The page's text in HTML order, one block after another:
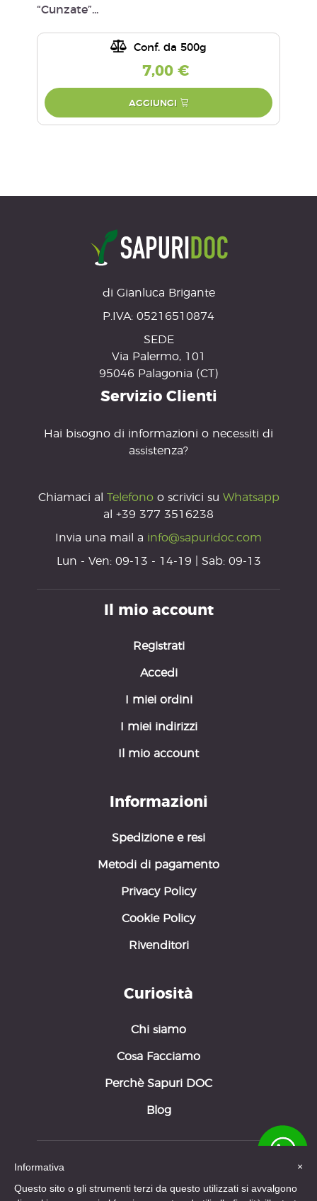
“Cunzate”...
Conf. da 500g
7,00 €
AGGIUNGI
di Gianluca Brigante
P.IVA: 05216510874
SEDE
Via Palermo, 101
95046 Palagonia (CT)
Servizio Clienti
Hai bisogno di informazioni o necessiti di
assistenza?
Chiamaci al Telefono o scrivici su Whatsapp
al +39 377 3516238
Invia una mail a info@sapuridoc.com
Lun - Ven: 09-13 - 14-19 | Sab: 09-13
Il mio account
Registrati
Accedi
I miei ordini
I miei indirizzi
Il mio account
Informazioni
Spedizione e resi
Metodi di pagamento
Privacy Policy
Cookie Policy
Rivenditori
Curiosità
Chi siamo
Cosa Facciamo
Perchè Sapuri DOC
Blog
×
Informativa
Questo sito o gli strumenti terzi da questo utilizzati si avvalgono